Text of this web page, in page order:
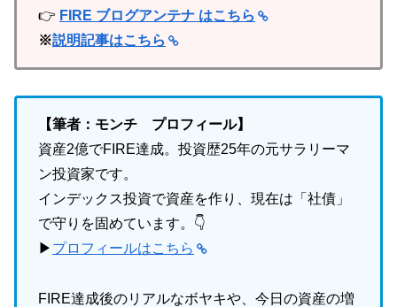
👉 FIRE ブログアンテナ はこちら
※説明記事はこちら
【筆者：モンチ プロフィール】
資産2億でFIRE達成。投資歴25年の元サラリーマ
ン投資家です。
インデックス投資で資産を作り、現在は「社債」
で守りを固めています。👇
▶ プロフィールはこちら
FIRE達成後のリアルなボヤキや、今日の資産の増